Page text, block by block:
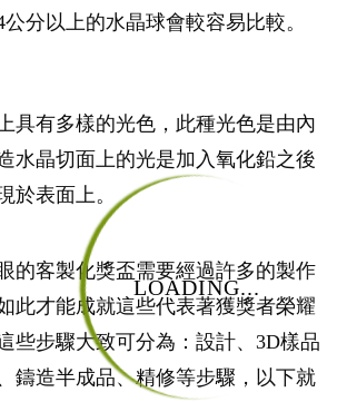
LOADING...
分以上的水晶球會較容易比較。
具有多樣的光色，此種光色是由內
水晶切面上的光是加入氧化鉛之後
於表面上。
的客製化獎盃需要經過許多的製作
此才能成就這些代表著獲獎者榮耀
些步驟大致可分為：設計、3D樣品
鑄造半成品、精修等步驟，以下就